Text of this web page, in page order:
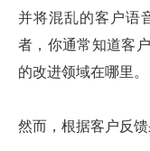
并将混乱的客户语
者，你通常知道客
的改进领域在哪里。
然而，根据客户反馈